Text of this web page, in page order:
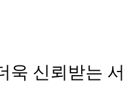
욱 신뢰받는